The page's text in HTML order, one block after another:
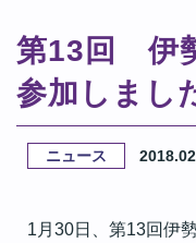
第13回 伊
参加しまし
ニュース
1月30日、第13回伊